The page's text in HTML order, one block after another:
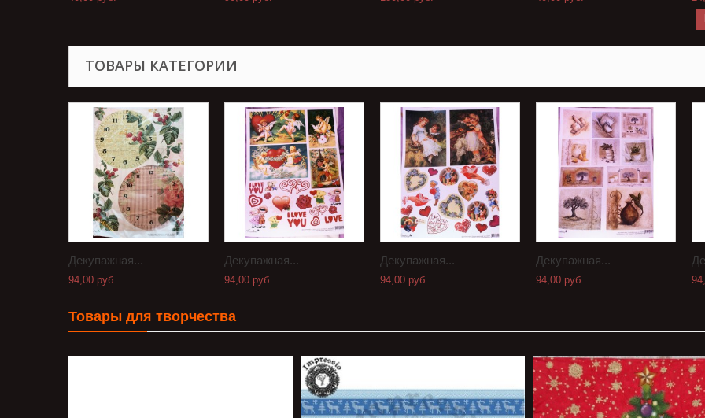
ТОВАРЫ КАТЕГОРИИ
Декупажная...
94,00 руб.
Декупажная...
94,00 руб.
Декупажная...
94,00 руб.
Декупажная...
94,00 руб.
Товары для творчества